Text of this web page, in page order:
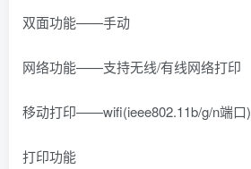
双面功能——手动
网络功能——支持无线/有线网络打印
移动打印——wifi(ieee802.11b/g/n端口)
打印功能